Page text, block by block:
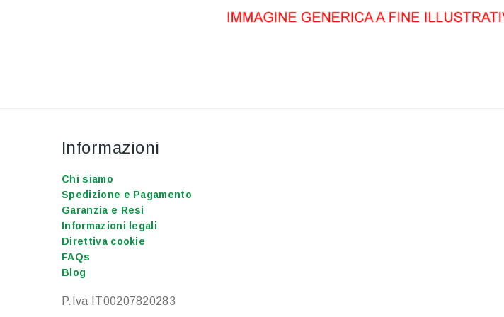
Informazioni
Chi siamo
Spedizione e Pagamento
Garanzia e Resi
Informazioni legali
Direttiva cookie
FAQs
Blog
P.Iva IT00207820283